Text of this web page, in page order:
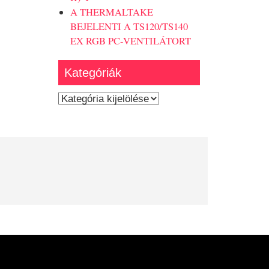
A THERMALTAKE
BEJELENTI A TS120/TS140
EX RGB PC-VENTILÁTORT
Kategóriák
Kategóriák